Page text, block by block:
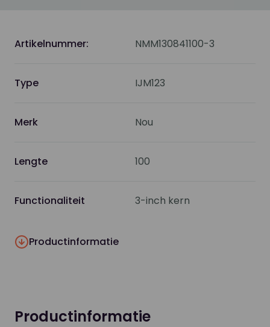
Artikelnummer: NMM130841100-3
Type IJM123
Merk Nou
Lengte 100
Functionaliteit 3-inch kern
Productinformatie
Productinformatie